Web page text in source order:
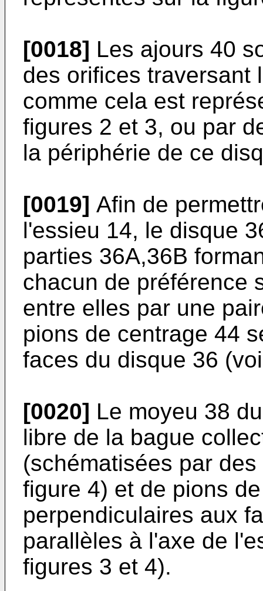
[0018] Les ajours 40
des orifices traversant
comme cela est
figures 2 et 3, ou par
la périphérie de ce
[0019] Afin de
l'essieu 14, le disque
parties 36A,36B
chacun de préférence
entre elles par une
pions de centrage 44
faces du disque 36
[0020] Le moyeu 38
libre de la bague
(schématisées par
figure 4) et de pions
perpendiculaires aux
parallèles à l'axe de
figures 3 et 4).